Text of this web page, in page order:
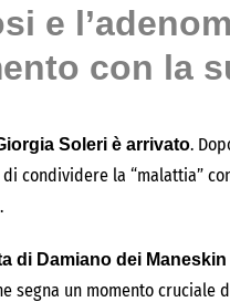
e
con la
Soleri è arrivato.
condividere la “malattia”
di Damiano dei
segna un momento